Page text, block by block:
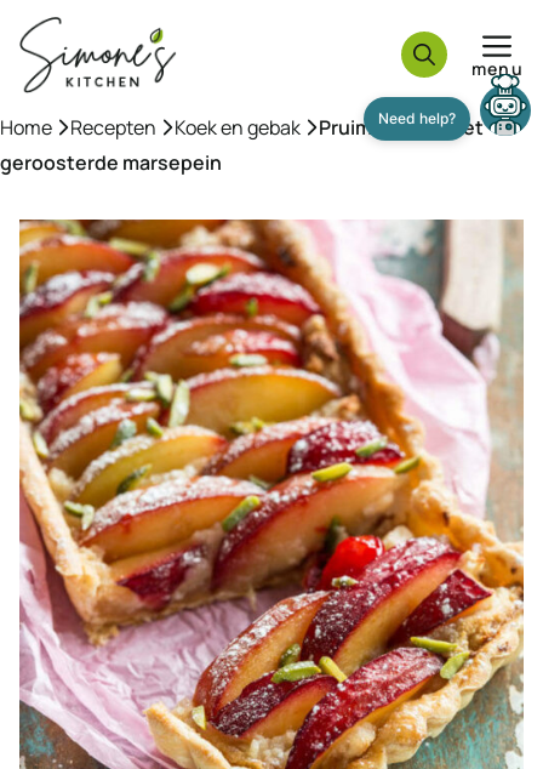
naar
inhoud
menu
Home »Recepten »Koek en gebak »Pruimentaart met
geroosterde marsepein